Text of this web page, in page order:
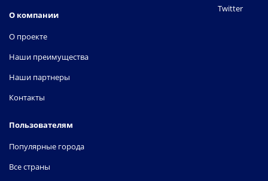
О компании
О проекте
Наши преимущества
Наши партнеры
Контакты
Пользователям
Популярные города
Все страны
Twitter